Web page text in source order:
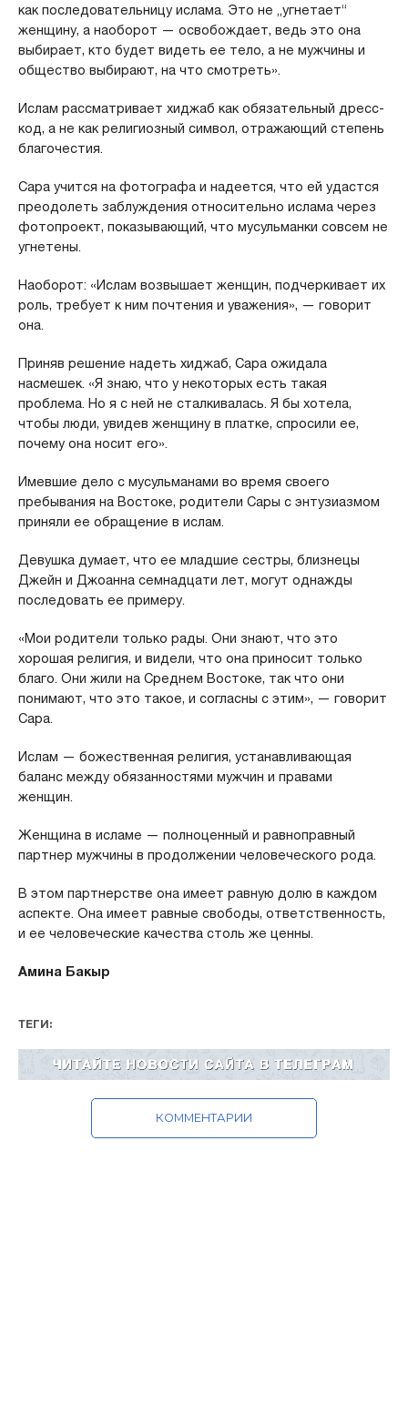
как последовательницу ислама. Это не „угнетает“
женщину, а наоборот — освобождает, ведь это она
выбирает, кто будет видеть ее тело, а не мужчины и
общество выбирают, на что смотреть».
Ислам рассматривает хиджаб как обязательный дресс-
код, а не как религиозный символ, отражающий степень
благочестия.
Сара учится на фотографа и надеется, что ей удастся
преодолеть заблуждения относительно ислама через
фотопроект, показывающий, что мусульманки совсем не
угнетены.
Наоборот: «Ислам возвышает женщин, подчеркивает их
роль, требует к ним почтения и уважения», — говорит
она.
Приняв решение надеть хиджаб, Сара ожидала
насмешек. «Я знаю, что у некоторых есть такая
проблема. Но я с ней не сталкивалась. Я бы хотела,
чтобы люди, увидев женщину в платке, спросили ее,
почему она носит его».
Имевшие дело с мусульманами во время своего
пребывания на Востоке, родители Сары с энтузиазмом
приняли ее обращение в ислам.
Девушка думает, что ее младшие сестры, близнецы
Джейн и Джоанна семнадцати лет, могут однажды
последовать ее примеру.
«Мои родители только рады. Они знают, что это
хорошая религия, и видели, что она приносит только
благо. Они жили на Среднем Востоке, так что они
понимают, что это такое, и согласны с этим», — говорит
Сара.
Ислам — божественная религия, устанавливающая
баланс между обязанностями мужчин и правами
женщин.
Женщина в исламе — полноценный и равноправный
партнер мужчины в продолжении человеческого рода.
В этом партнерстве она имеет равную долю в каждом
аспекте. Она имеет равные свободы, ответственность,
и ее человеческие качества столь же ценны.
Амина Бакыр
ТЕГИ:
КОММЕНТАРИИ